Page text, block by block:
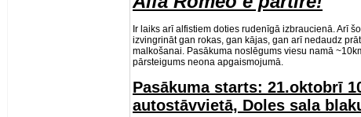
Ir laiks arī alfistiem doties rudenīgā izbraucienā. Arī
izvingrināt gan rokas, gan kājas, gan arī nedaudz
malkošanai. Pasākuma noslēgums viesu namā
pārsteigums neona apgaismojumā.
Pasākuma starts: 21.oktobrī
autostāvvietā, Doles sala